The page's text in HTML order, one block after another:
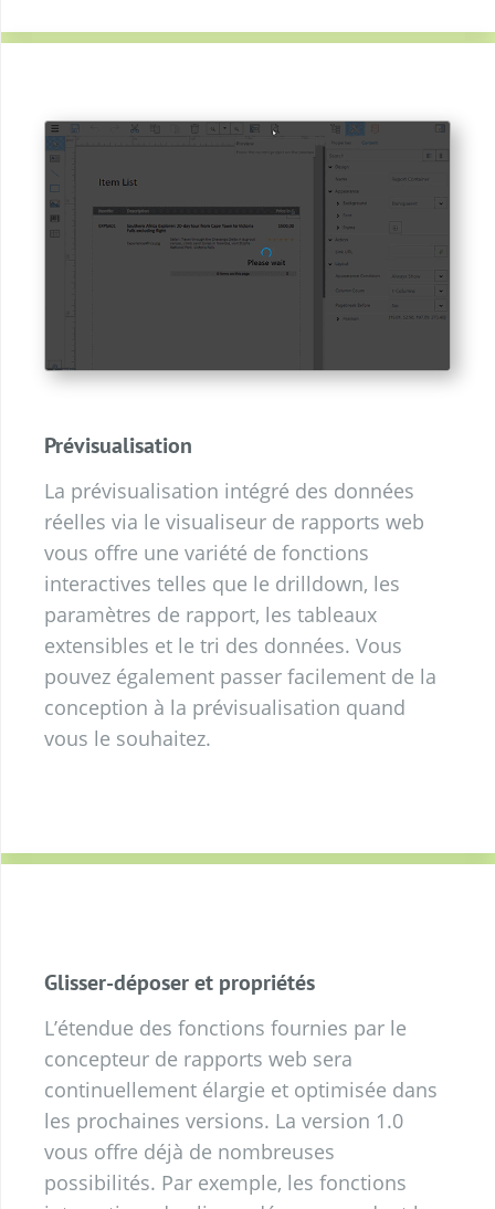
Prévisualisation
La prévisualisation intégré des données
réelles via le visualiseur de rapports web
vous offre une variété de fonctions
interactives telles que le drilldown, les
paramètres de rapport, les tableaux
extensibles et le tri des données. Vous
pouvez également passer facilement de la
conception à la prévisualisation quand
vous le souhaitez.
Glisser-déposer et propriétés
L’étendue des fonctions fournies par le
concepteur de rapports web sera
continuellement élargie et optimisée dans
les prochaines versions. La version 1.0
vous offre déjà de nombreuses
possibilités. Par exemple, les fonctions